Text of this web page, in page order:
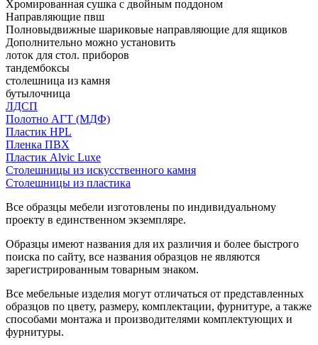
Хромированная сушка с двойным поддоном
Направляющие пвш
Полновыдвижные шариковые направляющие для ящиков
Дополнительно можно установить
лоток для стол. приборов
тандембоксы
столешница из камня
бутылочница
ЛДСП
Полотно АГТ (МДФ)
Пластик HPL
Пленка ПВХ
Пластик Alvic Luxe
Столешницы из искусственного камня
Столешницы из пластика
Все образцы мебели изготовлены по индивидуальному
проекту в единственном экземпляре.
Образцы имеют названия для их различия и более быстрого
поиска по сайту, все названия образцов не являются
зарегистрированным товарным знаком.
Все мебельные изделия могут отличаться от представленных
образцов по цвету, размеру, комплектации, фурнитуре, а также
способами монтажа и производителями комплектующих и
фурнитуры.